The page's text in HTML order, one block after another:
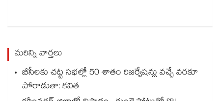
మరిన్ని వార్తలు
బీసీలకు చట్ట సభల్లో 50 శాతం రిజర్వేషన్లు వచ్చే వరకూ
పోరాడుతా: కవిత